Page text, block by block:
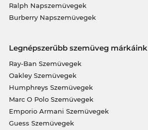
Ralph Napszemüvegek
Burberry Napszemüvegek
Legnépszerűbb szemüveg márkáink
Ray-Ban Szemüvegek
Oakley Szemüvegek
Humphreys Szemüvegek
Marc O Polo Szemüvegek
Emporio Armani Szemüvegek
Guess Szemüvegek